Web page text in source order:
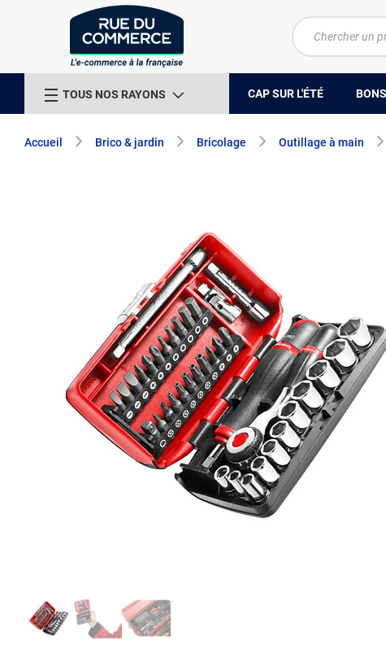
TOUS NOS RAYONS CAP SUR L'ÉTÉ
Accueil Brico & jardin Bricolage Outillage à main